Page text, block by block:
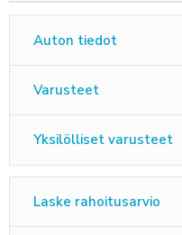
Auton tiedot
Varusteet
Yksilölliset varusteet
Laske rahoitusarvio